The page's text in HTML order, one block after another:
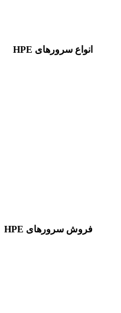
انواع سرورهای HPE
فروش سرورهای HPE